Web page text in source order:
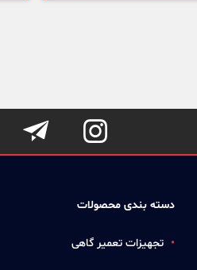


دسته بندی محصولات
تجهیزات تعمیر گاهی